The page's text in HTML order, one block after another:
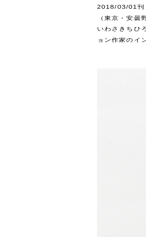
2018/03/01刊
（東京・安曇
いわさきちひ
ョン作家のイ